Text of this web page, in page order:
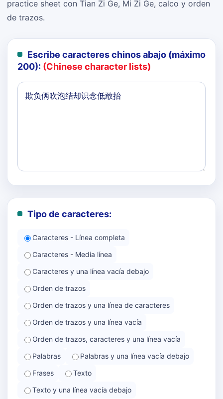
practice sheet con Tian Zi Ge, Mi Zi Ge, calco y orden
de trazos.
Escribe caracteres chinos abajo (máximo
200): (Chinese character lists)
Tipo de caracteres:
Caracteres - Línea completa
Caracteres - Media línea
Caracteres y una línea vacía debajo
Orden de trazos
Orden de trazos y una línea de caracteres
Orden de trazos y una línea vacía
Orden de trazos, caracteres y una línea vacía
Palabras
Palabras y una línea vacía debajo
Frases
Texto
Texto y una línea vacía debajo